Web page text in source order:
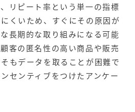
リピート率という単一の指標
くいため、すぐにその原因が
長期的な取り組みになる可能
客の匿名性の高い商品や販売
もデータを取ることが困難で
センティブをつけたアンケー